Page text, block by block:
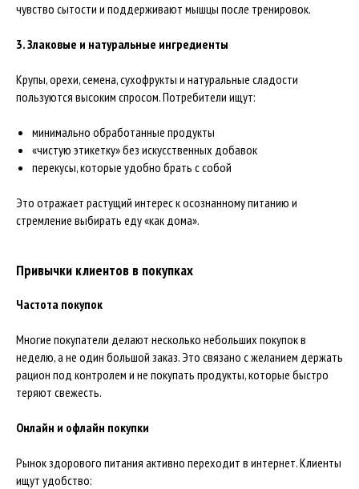
чувство сытости и поддерживают мышцы после тренировок.
3. Злаковые и натуральные ингредиенты
Крупы, орехи, семена, сухофрукты и натуральные сладости
пользуются высоким спросом. Потребители ищут:
минимально обработанные продукты
«чистую этикетку» без искусственных добавок
перекусы, которые удобно брать с собой
Это отражает растущий интерес к осознанному питанию и
стремление выбирать еду «как дома».
Привычки клиентов в покупках
Частота покупок
Многие покупатели делают несколько небольших покупок в
неделю, а не один большой заказ. Это связано с желанием держать
рацион под контролем и не покупать продукты, которые быстро
теряют свежесть.
Онлайн и офлайн покупки
Рынок здорового питания активно переходит в интернет. Клиенты
ищут удобство: